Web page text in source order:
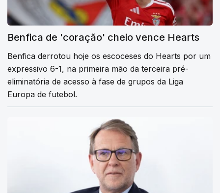
Benfica de 'coração' cheio vence Hearts
Benfica derrotou hoje os escoceses do Hearts por um
expressivo 6-1, na primeira mão da terceira pré-
eliminatória de acesso à fase de grupos da Liga
Europa de futebol.